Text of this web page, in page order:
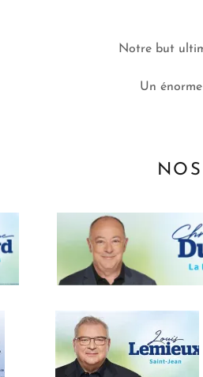
Notre but
Un